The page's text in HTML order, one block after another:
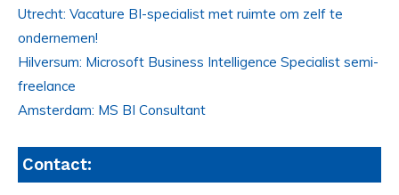
Utrecht: Vacature BI-specialist met ruimte om zelf te
ondernemen!
Hilversum: Microsoft Business Intelligence Specialist semi-
freelance
Amsterdam: MS BI Consultant
Contact: